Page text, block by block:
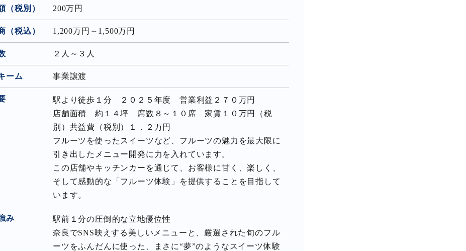
（税別） 200万円
（税込） 1,200万円～1,500万円
２人～３人
ーム 事業譲渡
駅より徒歩１分 ２０２５年度 営業利益２７０万円
店舗面積 約１４坪 席数８～１０席 家賃１０万円（税
別）共益費（税別）１．２万円
フルーツを使ったスイーツなど、フルーツの魅力を最大限に
引き出したメニュー開発に力を入れています。
この店舗やキッチンカーを通じて、お客様に甘く、楽しく、
そして感動的な「フルーツ体験」を提供することを目指して
います。
み
駅前１分の圧倒的な立地優位性
奈良でSNS映えする美しいメニューと、厳選された旬のフル
ーツをふんだんに使った、まさに“夢”のようなスイーツ体験